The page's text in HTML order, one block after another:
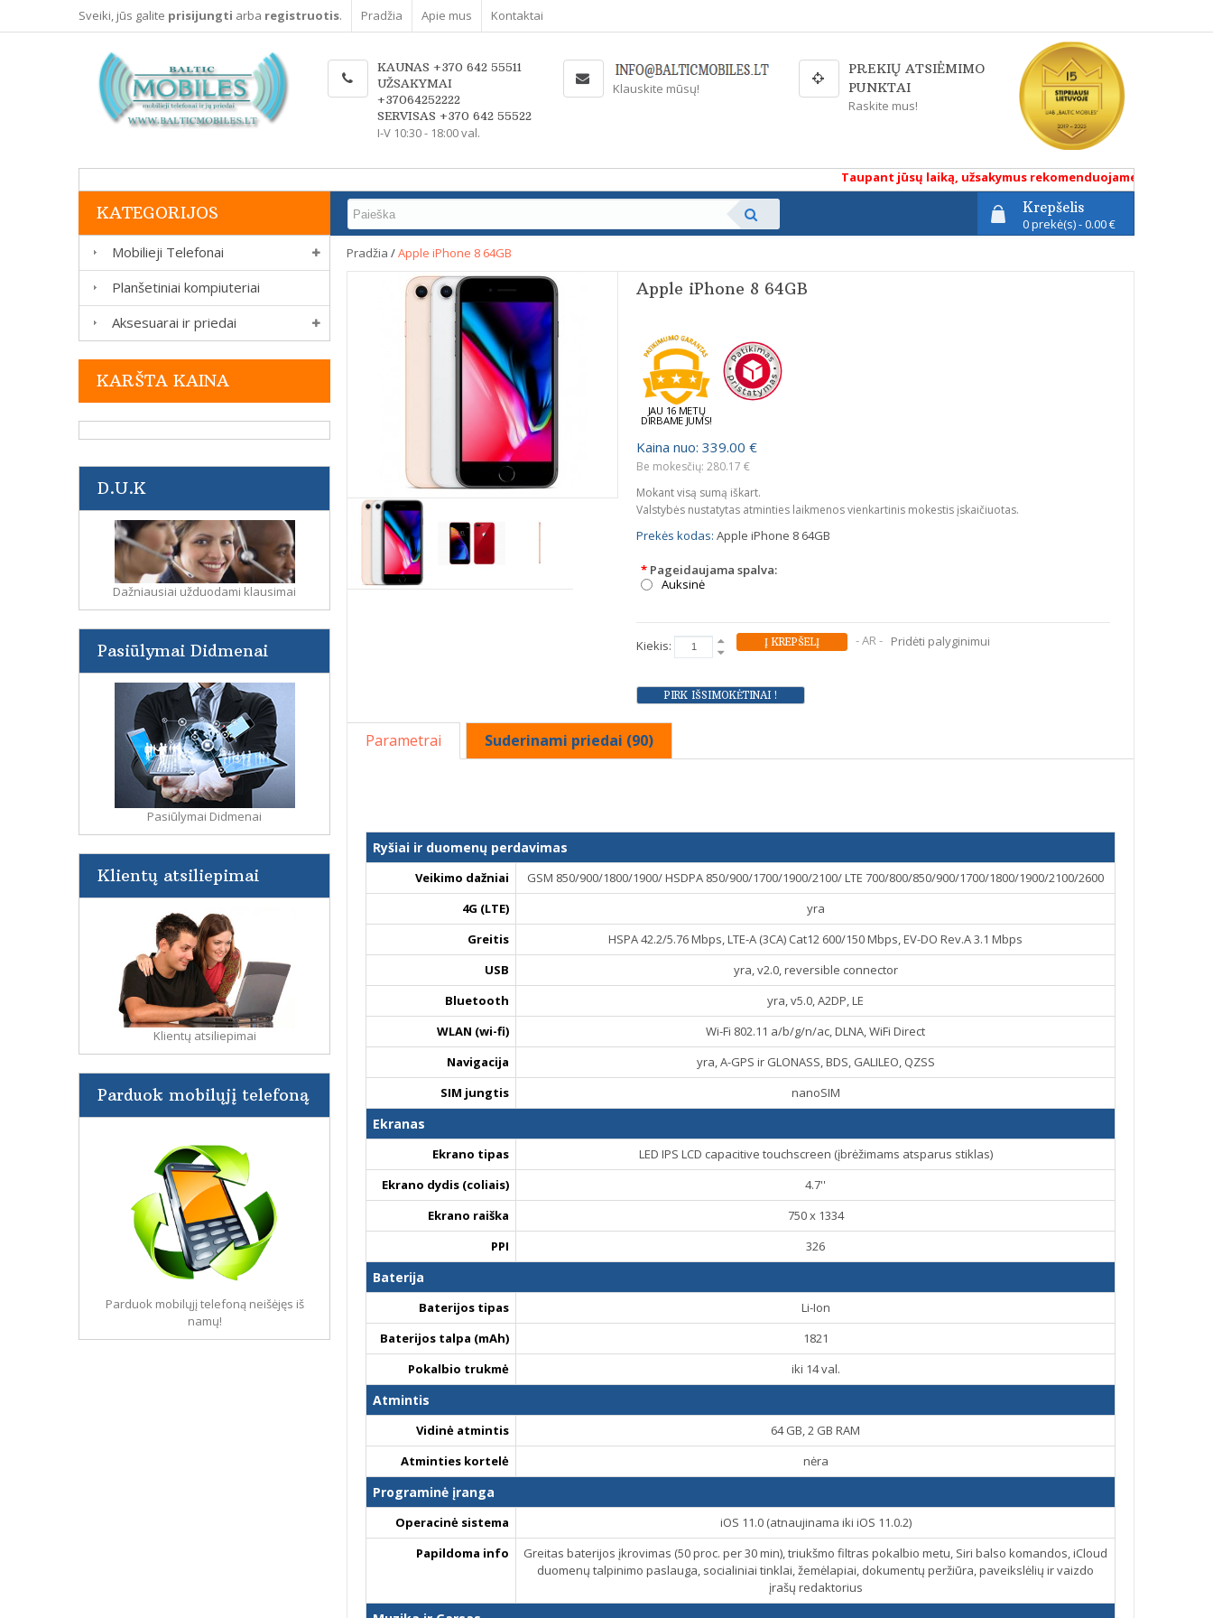
Sveiki, jūs galite prisijungti arba registruotis. Pradžia Apie mus Kontaktai
KAUNAS +370 642 55511
UŽSAKYMAI
+37064252222
SERVISAS +370 642 55522
I-V 10:30 - 18:00 val.
Klauskite mūsų!
PREKIŲ ATSIĖMIMO
PUNKTAI
Raskite mus!
Taupant jūsų laiką, užsakymus rekomenduojame atlikti
Krepšelis
0 prekė(s) - 0.00 €
KATEGORIJOS
Mobilieji Telefonai
Planšetiniai kompiuteriai
Aksesuarai ir priedai
KARŠTA KAINA
D.U.K
Dažniausiai užduodami klausimai
Pasiūlymai Didmenai
Pasiūlymai Didmenai
Klientų atsiliepimai
Klientų atsiliepimai
Parduok mobilųjį telefoną
Parduok mobilųjį telefoną neišėjęs iš
namų!
Pradžia /Apple iPhone 8 64GB
Apple iPhone 8 64GB
JAU 16 METŲ
DIRBAME JUMS!
Kaina nuo: 339.00 €
Be mokesčių: 280.17 €
Mokant visą sumą iškart.
Valstybės nustatytas atminties laikmenos vienkartinis mokestis įskaičiuotas.
Prekės kodas: Apple iPhone 8 64GB
* Pageidaujama spalva:
Auksinė
Kiekis: - AR - Pridėti palyginimui
Parametrai Suderinami priedai (90)
Ryšiai ir duomenų perdavimas
Veikimo dažniai
GSM 850/900/1800/1900/ HSDPA 850/900/1700/1900/2100/ LTE 700/800/850/900/1700/1800/1900/2100/2600
4G (LTE)
yra
Greitis
HSPA 42.2/5.76 Mbps, LTE-A (3CA) Cat12 600/150 Mbps, EV-DO Rev.A 3.1 Mbps
USB
yra, v2.0, reversible connector
Bluetooth
yra, v5.0, A2DP, LE
WLAN (wi-fi)
Wi-Fi 802.11 a/b/g/n/ac, DLNA, WiFi Direct
Navigacija
yra, A-GPS ir GLONASS, BDS, GALILEO, QZSS
SIM jungtis
nanoSIM
Ekranas
Ekrano tipas
LED IPS LCD capacitive touchscreen (įbrėžimams atsparus stiklas)
Ekrano dydis (coliais)
4.7''
Ekrano raiška
750 x 1334
PPI
326
Baterija
Baterijos tipas
Li-Ion
Baterijos talpa (mAh)
1821
Pokalbio trukmė
iki 14 val.
Atmintis
Vidinė atmintis
64 GB, 2 GB RAM
Atminties kortelė
nėra
Programinė įranga
Operacinė sistema
iOS 11.0 (atnaujinama iki iOS 11.0.2)
Papildoma info
Greitas baterijos įkrovimas (50 proc. per 30 min), triukšmo filtras pokalbio metu, Siri balso komandos, iCloud
duomenų talpinimo paslauga, socialiniai tinklai, žemėlapiai, dokumentų peržiūra, paveikslėlių ir vaizdo
įrašų redaktorius